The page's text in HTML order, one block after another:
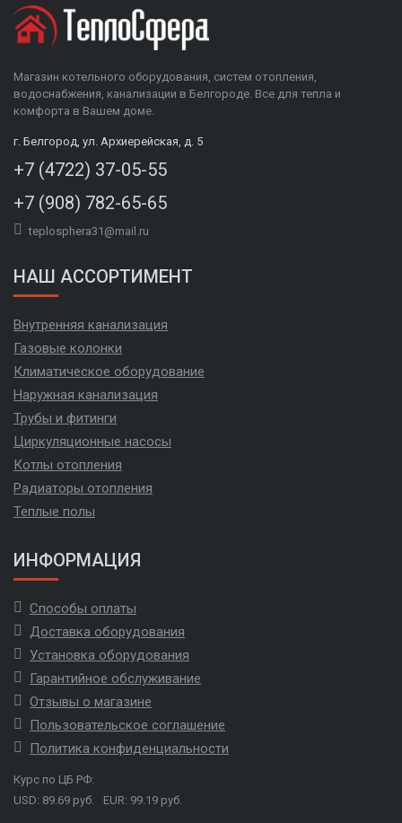
Магазин котельного оборудования, систем отопления,
водоснабжения, канализации в Белгороде. Все для тепла и
комфорта в Вашем доме.
г. Белгород, ул. Архиерейская, д. 5
+7 (4722) 37-05-55
+7 (908) 782-65-65
teplosphera31@mail.ru
НАШ АССОРТИМЕНТ
Внутренняя канализация
Газовые колонки
Климатическое оборудование
Наружная канализация
Трубы и фитинги
Циркуляционные насосы
Котлы отопления
Радиаторы отопления
Теплые полы
ИНФОРМАЦИЯ
Способы оплаты
Доставка оборудования
Установка оборудования
Гарантийное обслуживание
Отзывы о магазине
Пользовательское соглашение
Политика конфиденциальности
Курс по ЦБ РФ:
USD: 89.69 руб.
EUR: 99.19 руб.